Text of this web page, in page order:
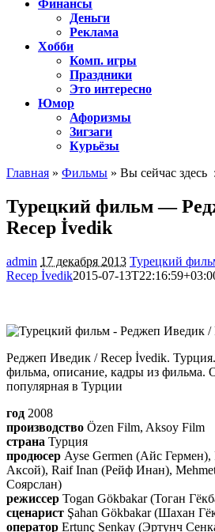
Финансы
Деньги
Реклама
Хобби
Комп. игры
Праздники
Это интересно
Юмор
Афоризмы
Зигзаги
Курьёзы
Главная » Фильмы » Вы сейчас здесь :
Турецкий фильм —
Recep İvedik
admin 17 декабря 2013 Турецкий
Recep İvedik2015-07-
Реджеп Иведик / Recep İvedik.
фильма, описание, кадры из фильма.
популярная в Турции
год 2008
производство Özen Film, Aksoy Film
страна Турция
продюсер Ayse Germen (Айс
Аксой), Raif Inan (Рейф Инан),
Соярслан)
режиссер Togan Gökbakar (Тоган
сценарист Şahan Gökbakar (Шахан
оператор Ertunç Senkay (Эртунч